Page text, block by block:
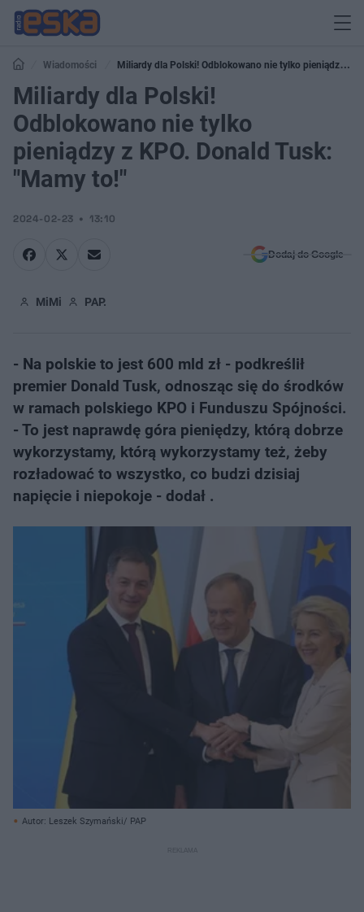
Wiadomości
Miliardy dla Polski! Odblokowano nie tylko pieniądzy z
KPO. Donald Tusk: "Mamy to!"
Miliardy dla Polski!
Odblokowano nie tylko
pieniądzy z KPO. Donald Tusk:
"Mamy to!"
2024-02-23 13:10
Dodaj do Google
MiMi PAP.
- Na polskie to jest 600 mld zł - podkreślił
premier Donald Tusk, odnosząc się do środków
w ramach polskiego KPO i Funduszu Spójności.
- To jest naprawdę góra pieniędzy, którą dobrze
wykorzystamy, którą wykorzystamy też, żeby
rozładować to wszystko, co budzi dzisiaj
napięcie i niepokoje - dodał .
Autor: Leszek Szymański/ PAP